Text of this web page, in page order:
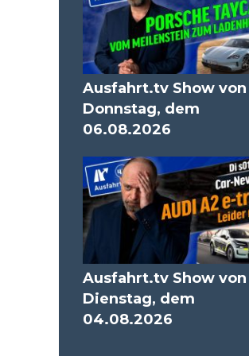
Ausfahrt.tv Show von
Donnstag, dem
06.08.2026
Ausfahrt.tv Show von
Dienstag, dem
04.08.2026